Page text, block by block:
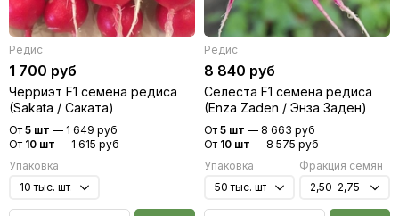
Редис
1 700 руб
Черриэт F1 семена редиса
(Sakata / Саката)
От 5 шт — 1 649 руб
От 10 шт — 1 615 руб
Упаковка
Редис
8 840 руб
Селеста F1 семена редиса
(Enza Zaden / Энза Заден)
От 5 шт — 8 663 руб
От 10 шт — 8 575 руб
Упаковка
Фракция семян